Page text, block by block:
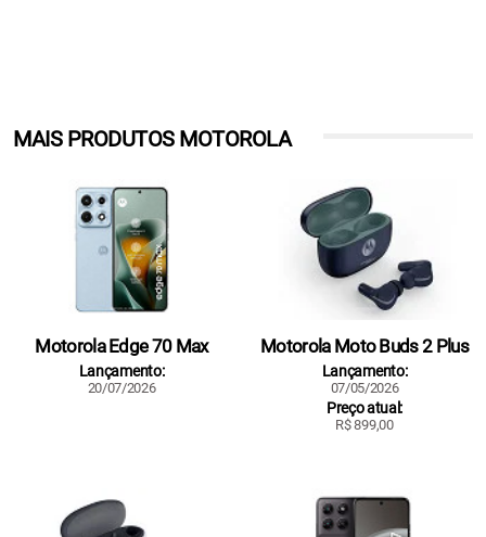
MAIS PRODUTOS MOTOROLA
Motorola Edge 70 Max
Lançamento:
20/07/2026
Motorola Moto Buds 2 Plus
Lançamento:
07/05/2026
Preço atual:
R$ 899,00